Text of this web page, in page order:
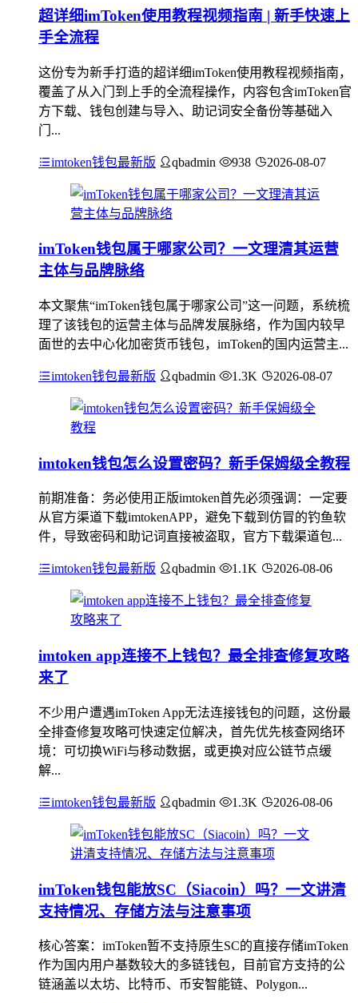
超详细imToken使用教程视频指南 | 新手快速上
手全流程
这份专为新手打造的超详细imToken使用教程视频指南，
覆盖了从入门到上手的全流程操作，内容包含imToken官
方下载、钱包创建与导入、助记词安全备份等基础入
门...
imtoken钱包最新版 qbadmin 938 2026-08-07
imToken钱包属于哪家公司？一文理清其运营
主体与品牌脉络
本文聚焦“imToken钱包属于哪家公司”这一问题，系统梳
理了该钱包的运营主体与品牌发展脉络，作为国内较早
面世的去中心化加密货币钱包，imToken的国内运营主...
imtoken钱包最新版 qbadmin 1.3K 2026-08-07
imtoken钱包怎么设置密码？新手保姆级全教程
前期准备：务必使用正版imtoken首先必须强调：一定要
从官方渠道下载imtokenAPP，避免下载到仿冒的钓鱼软
件，导致密码和助记词直接被盗取，官方下载渠道包...
imtoken钱包最新版 qbadmin 1.1K 2026-08-06
imtoken app连接不上钱包？最全排查修复攻略
来了
不少用户遭遇imToken App无法连接钱包的问题，这份最
全排查修复攻略可快速定位解决，首先优先核查网络环
境：可切换WiFi与移动数据，或更换对应公链节点缓
解...
imtoken钱包最新版 qbadmin 1.3K 2026-08-06
imToken钱包能放SC（Siacoin）吗？一文讲清
支持情况、存储方法与注意事项
核心答案：imToken暂不支持原生SC的直接存储imToken
作为国内用户基数较大的多链钱包，目前官方支持的公
链涵盖以太坊、比特币、币安智能链、Polygon...